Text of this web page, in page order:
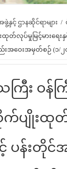
င့် ဌာနဆိုင်ရာများ /
ထုတ်လုပ်မှုမြင့်မားရေ
းအဝေးအမှတ်စဉ် (၁/၂
ြီး ဝန်က
က်ပျိုးထု
နှင့် ပန်း